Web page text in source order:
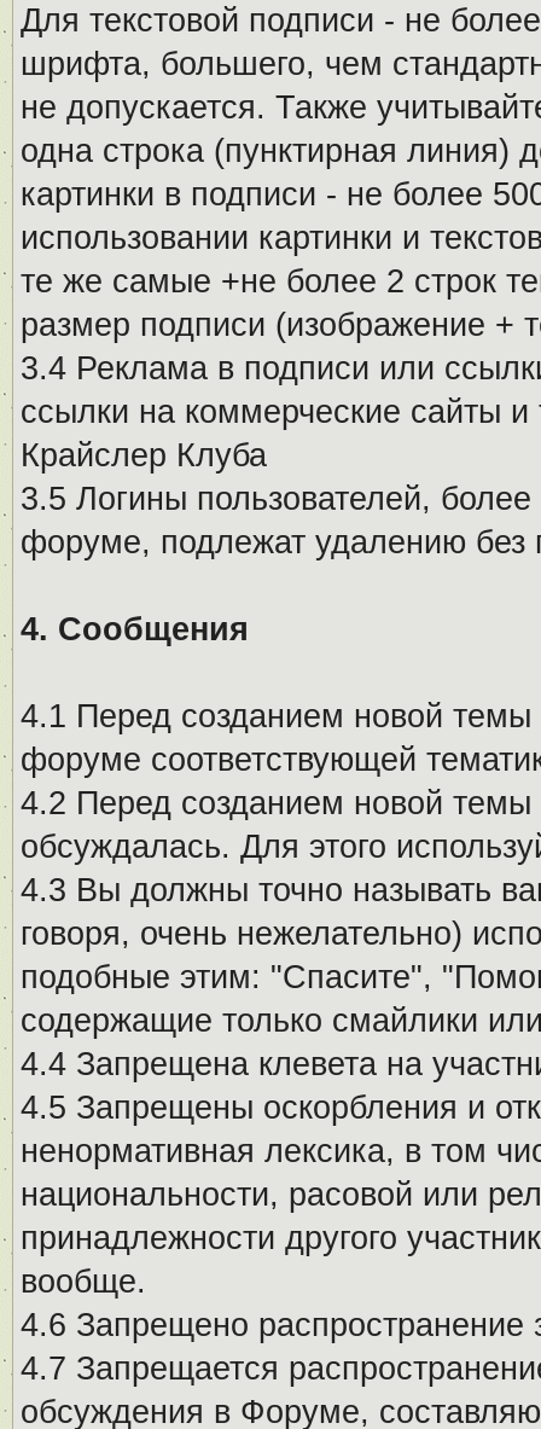
Для текстовой подписи - не
шрифта, большего, чем
не допускается. Также
одна строка (пунктирная линия)
картинки в подписи - не более
использовании картинки и
те же самые +не более 2 строк
размер подписи (изображение +
3.4 Реклама в подписи или
ссылки на коммерческие сайты
Крайслер Клуба
3.5 Логины пользователей,
форуме, подлежат удалению без
4. Сообщения
4.1 Перед созданием новой темы
форуме соответствующей
4.2 Перед созданием новой
обсуждалась. Для этого
4.3 Вы должны точно называть
говоря, очень нежелательно)
подобные этим: "Спасите",
содержащие только смайлики
4.4 Запрещена клевета на
4.5 Запрещены оскорбления и
ненормативная лексика, в том
национальности, расовой или
принадлежности другого
вообще.
4.6 Запрещено
4.7 Запрещается
обсуждения в Форуме,